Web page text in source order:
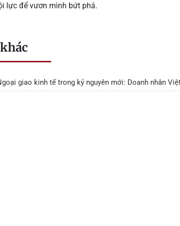
lực để vươn mình bứt phá.
giao kinh tế trong kỷ nguyên mới: Doanh nhân